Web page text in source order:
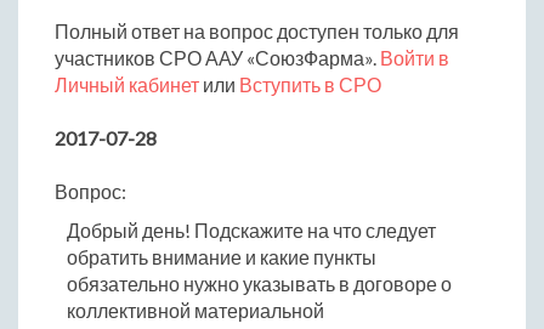
Полный ответ на вопрос доступен только для
участников СРО ААУ «СоюзФарма». Войти в
Личный кабинет или Вступить в СРО
2017-07-28
Вопрос:
Добрый день! Подскажите на что следует
обратить внимание и какие пункты
обязательно нужно указывать в договоре о
коллективной материальной